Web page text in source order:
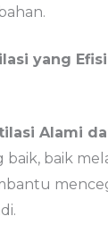
yang
Alami
baik, baik